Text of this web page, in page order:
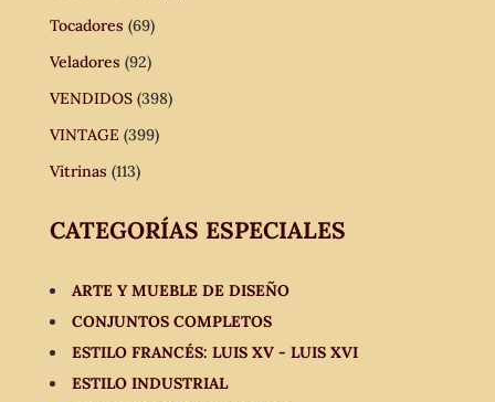
Tocadores (69)
Veladores (92)
VENDIDOS (398)
VINTAGE (399)
Vitrinas (113)
CATEGORÍAS ESPECIALES
ARTE Y MUEBLE DE DISEÑO
CONJUNTOS COMPLETOS
ESTILO FRANCÉS: LUIS XV - LUIS XVI
ESTILO INDUSTRIAL